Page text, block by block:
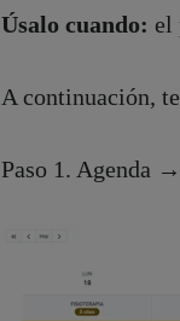
Úsalo cuando: el
A continuación,
Paso 1. Agenda